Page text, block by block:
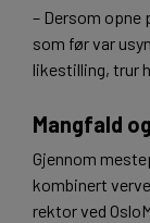
– Dersom opne
som før var
likestilling, trur
Mangfald
Gjennom
kombinert
rektor ved